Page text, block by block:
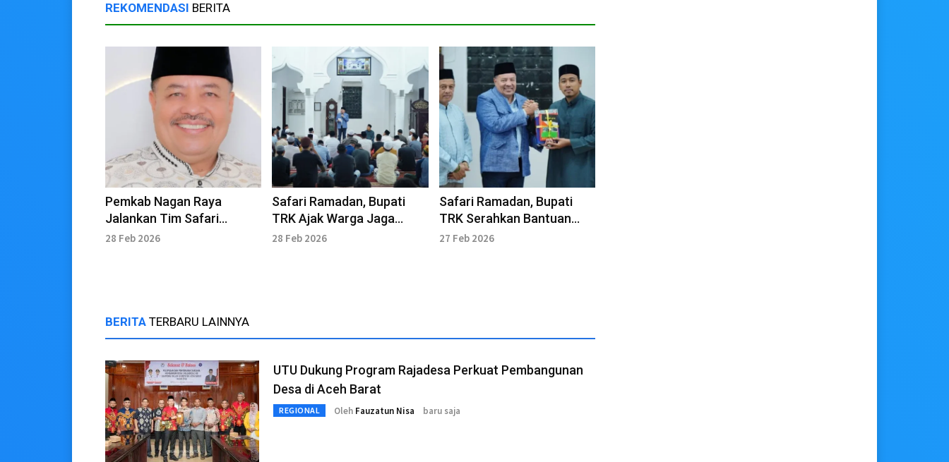
REKOMENDASI BERITA
Pemkab Nagan Raya
Jalankan Tim Safari
Ramadan di 10 Kecamatan
28 Feb 2026
Safari Ramadan, Bupati
TRK Ajak Warga Jaga
Persatuan
28 Feb 2026
Safari Ramadan, Bupati
TRK Serahkan Bantuan
Keagamaan
27 Feb 2026
BERITA TERBARU LAINNYA
UTU Dukung Program Rajadesa Perkuat Pembangunan
Desa di Aceh Barat
REGIONAL Oleh Fauzatun Nisa baru saja